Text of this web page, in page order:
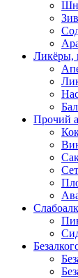
Ликёры,
Прочий